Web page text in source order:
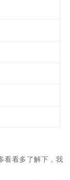
看看多了解下，我